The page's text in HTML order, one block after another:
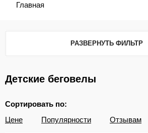
Главная
РАЗВЕРНУТЬ ФИЛЬТР
Детские беговелы
Сортировать по:
Цене
Популярности Отзывам